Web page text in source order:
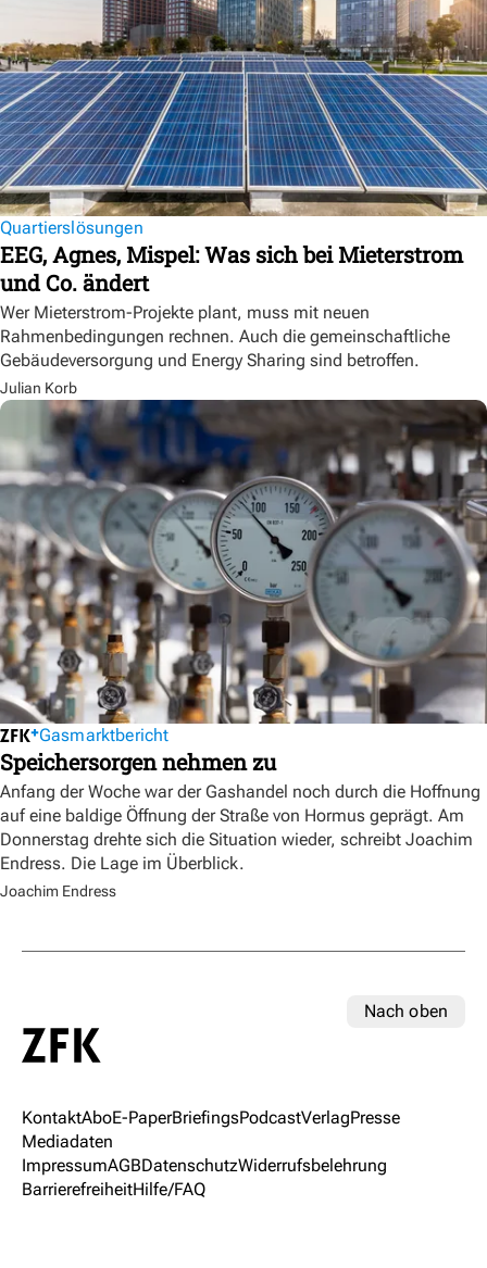
Quartierslösungen
EEG, Agnes, Mispel: Was sich bei Mieterstrom
und Co. ändert
Wer Mieterstrom-Projekte plant, muss mit neuen
Rahmenbedingungen rechnen. Auch die gemeinschaftliche
Gebäudeversorgung und Energy Sharing sind betroffen.
Julian Korb
Gasmarktbericht
Speichersorgen nehmen zu
Anfang der Woche war der Gashandel noch durch die Hoffnung
auf eine baldige Öffnung der Straße von Hormus geprägt. Am
Donnerstag drehte sich die Situation wieder, schreibt Joachim
Endress. Die Lage im Überblick.
Joachim Endress
Nach oben
KontaktAboE-PaperBriefingsPodcastVerlagPresse
Mediadaten
ImpressumAGBDatenschutzWiderrufsbelehrung
BarrierefreiheitHilfe/FAQ